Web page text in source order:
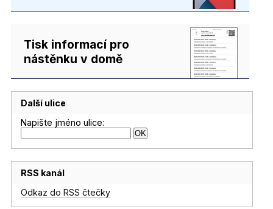
Tisk informací pro
nástěnku v domě
Další ulice
Napište jméno ulice:
RSS kanál
Odkaz do RSS čtečky